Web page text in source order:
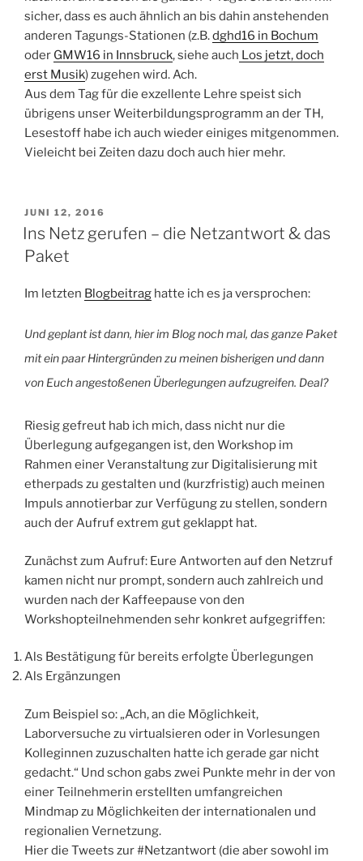
sicher, dass es auch ähnlich an bis dahin anstehenden
anderen Tagungs-Stationen (z.B.dghd16 in Bochum
oder GMW16 in Innsbruck, siehe auch Los jetzt, doch
erst Musik) zugehen wird. Ach.
Aus dem Tag für die exzellente Lehre speist sich
übrigens unser Weiterbildungsprogramm an der TH,
Lesestoff habe ich auch wieder einiges mitgenommen.
Vieleicht bei Zeiten dazu doch auch hier mehr.
VERÖFFENTLICHT
AM
JUNI 12, 2016
Ins Netz gerufen – die Netzantwort & das
Paket
Im letzten Blogbeitrag hatte ich es ja versprochen:
Und geplant ist dann, hier im Blog noch mal, das ganze Paket
mit ein paar Hintergründen zu meinen bisherigen und dann
von Euch angestoßenen Überlegungen aufzugreifen. Deal?
Riesig gefreut hab ich mich, dass nicht nur die
Überlegung aufgegangen ist, den Workshop im
Rahmen einer Veranstaltung zur Digitalisierung mit
etherpads zu gestalten und (kurzfristig) auch meinen
Impuls annotierbar zur Verfügung zu stellen, sondern
auch der Aufruf extrem gut geklappt hat.
Zunächst zum Aufruf: Eure Antworten auf den Netzruf
kamen nicht nur prompt, sondern auch zahlreich und
wurden nach der Kaffeepause von den
Workshopteilnehmenden sehr konkret aufgegriffen:
Als Bestätigung für bereits erfolgte Überlegungen
Als Ergänzungen
Zum Beispiel so: „Ach, an die Möglichkeit,
Laborversuche zu virtualsieren oder in Vorlesungen
Kolleginnen zuzuschalten hatte ich gerade gar nicht
gedacht.“ Und schon gabs zwei Punkte mehr in der von
einer Teilnehmerin erstellten umfangreichen
Mindmap zu Möglichkeiten der internationalen und
regionalien Vernetzung.
Hier die Tweets zur #Netzantwort (die aber sowohl im